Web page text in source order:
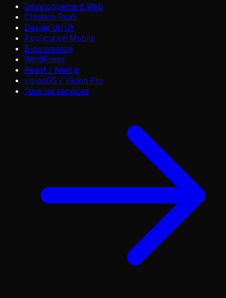
Développement Web
Création SaaS
Design UI/UX
Application Mobile
E-commerce
WordPress
React / Next.js
visionOS / Vision Pro
Tous les services